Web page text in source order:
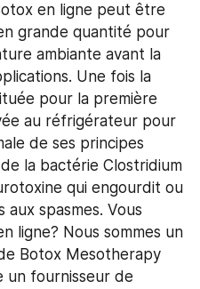
en ligne peut être
grande quantité pour
ambiante avant la
Une fois la
pour la première
au réfrigérateur pour
de ses principes
la bactérie Clostridium
qui engourdit ou
aux spasmes. Vous
ligne? Nous sommes un
Botox Mesotherapy
un fournisseur de